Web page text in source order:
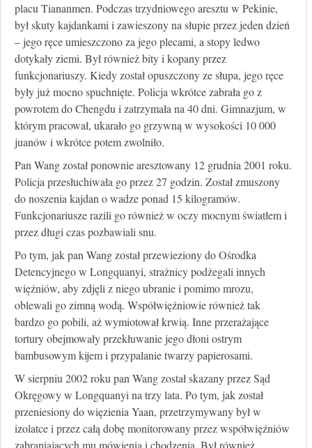
placu Tiananmen. Podczas trzydniowego aresztu w Pekinie,
był skuty kajdankami i zawieszony na słupie przez jeden dzień
– jego ręce umieszczono za jego plecami, a stopy ledwo
dotykały ziemi. Był również bity i kopany przez
funkcjonariuszy. Kiedy został opuszczony ze słupa, jego ręce
były już mocno spuchnięte. Policja wkrótce zabrała go z
powrotem do Chengdu i zatrzymała na 40 dni. Gimnazjum, w
którym pracował, ukarało go grzywną w wysokości 10 000
juanów i wkrótce potem zwolniło.
Pan Wang został ponownie aresztowany 12 grudnia 2001 roku.
Policja przesłuchiwała go przez 27 godzin. Został zmuszony
do noszenia kajdan o wadze ponad 15 kilogramów.
Funkcjonariusze razili go również w oczy mocnym światłem i
przez długi czas pozbawiali snu.
Po tym, jak pan Wang został przewieziony do Ośrodka
Detencyjnego w Longquanyi, strażnicy podżegali innych
więźniów, aby zdjęli z niego ubranie i pomimo mrozu,
oblewali go zimną wodą. Współwięźniowie również tak
bardzo go pobili, aż wymiotował krwią. Inne przerażające
tortury obejmowały przekłuwanie jego dłoni ostrym
bambusowym kijem i przypalanie twarzy papierosami.
W sierpniu 2002 roku pan Wang został skazany przez Sąd
Okręgowy w Longquanyi na trzy lata. Po tym, jak został
przeniesiony do więzienia Yaan, przetrzymywany był w
izolatce i przez całą dobę monitorowany przez współwięźniów